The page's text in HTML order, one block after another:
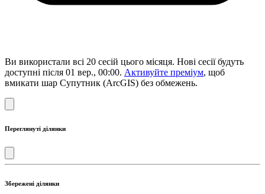
Ви використали всі 20 сесій цього місяця. Нові сесії будуть
доступні після 01 вер., 00:00. Активуйте преміум, щоб
вмикати шар Супутник (ArcGIS) без обмежень.
Переглянуті ділянки
Збережені ділянки